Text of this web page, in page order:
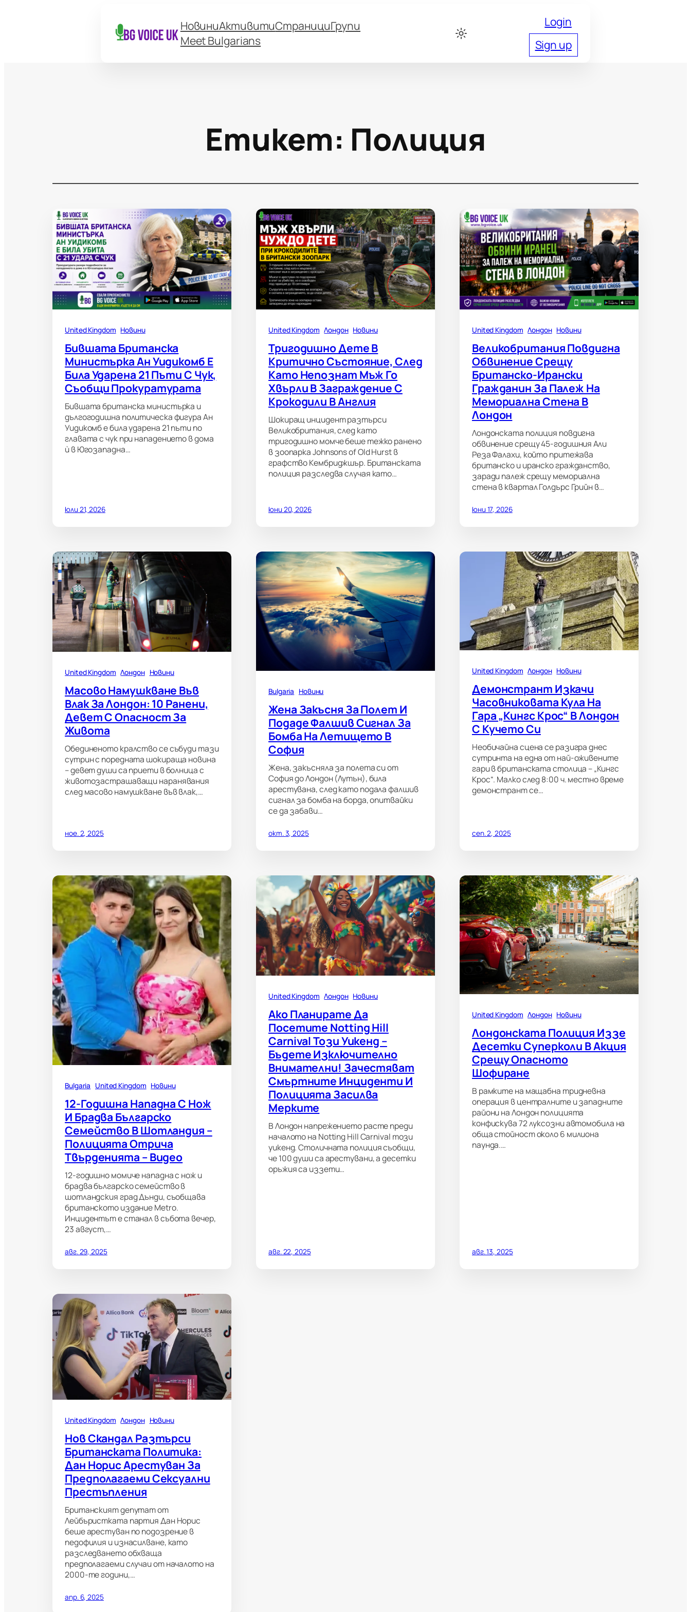
НовиниАктивитиСтранициГрупи
Meet Bulgarians
Login
Sign up
Етикет: Полиция
United Kingdom Новини
Бившата Британска
Министърка Ан Уидикомб Е
Била Ударена 21 Пъти С Чук,
Съобщи Прокуратурата
Бившата британска министърка и
дългогодишна политическа фигура Ан
Уидикомб е била ударена 21 пъти по
главата с чук при нападението в дома
ѝ в Югозападна…
юли 21, 2026
United Kingdom Лондон Новини
Тригодишно Дете В
Критично Състояние, След
Като Непознат Мъж Го
Хвърли В Заграждение С
Крокодили В Англия
Шокиращ инцидент разтърси
Великобритания, след като
тригодишно момче беше тежко ранено
в зоопарка Johnsons of Old Hurst в
графство Кембриджшър. Британската
полиция разследва случая като…
юни 20, 2026
United Kingdom Лондон Новини
Великобритания Повдигна
Обвинение Срещу
Британско-Ирански
Гражданин За Палеж На
Мемориална Стена В
Лондон
Лондонската полиция повдигна
обвинение срещу 45-годишния Али
Реза Фалахи, който притежава
британско и иранско гражданство,
заради палеж срещу мемориална
стена в квартал Голдърс Грийн в…
юни 17, 2026
United Kingdom Лондон Новини
Масово Намушкване Във
Влак За Лондон: 10 Ранени,
Девет С Опасност За
Живота
Обединеното кралство се събуди тази
сутрин с поредната шокираща новина
– девет души са приети в болница с
животозастрашаващи наранявания
след масово намушкване във влак,…
ное. 2, 2025
Bulgaria Новини
Жена Закъсня За Полет И
Подаде Фалшив Сигнал За
Бомба На Летището В
София
Жена, закъсняла за полета си от
София до Лондон (Лутън), била
арестувана, след като подала фалшив
сигнал за бомба на борда, опитвайки
се да забави…
окт. 3, 2025
United Kingdom Лондон Новини
Демонстрант Изкачи
Часовниковата Кула На
Гара „Кингс Крос“ В Лондон
С Кучето Си
Необичайна сцена се разигра днес
сутринта на една от най-оживените
гари в британската столица – „Кингс
Крос“. Малко след 8:00 ч. местно време
демонстрант се…
сеп. 2, 2025
Bulgaria United Kingdom Новини
12-Годишна Нападна С Нож
И Брадва Българско
Семейство В Шотландия –
Полицията Отрича
Твърденията – Видео
12-годишно момиче нападна с нож и
брадва българско семейство в
шотландския град Дънди, съобщава
британското издание Metro.
Инцидентът е станал в събота вечер,
23 август,…
авг. 29, 2025
United Kingdom Лондон Новини
Ако Планирате Да
Посетите Notting Hill
Carnival Този Уикенд –
Бъдете Изключително
Внимателни! Зачестяват
Смъртните Инциденти И
Полицията Засилва
Мерките
В Лондон напрежението расте преди
началото на Notting Hill Carnival този
уикенд. Столичната полиция съобщи,
че 100 души са арестувани, а десетки
оръжия са иззети…
авг. 22, 2025
United Kingdom Лондон Новини
Лондонската Полиция Иззе
Десетки Суперколи В Акция
Срещу Опасното
Шофиране
В рамките на мащабна тридневна
операция в централните и западните
райони на Лондон полицията
конфискува 72 луксозни автомобила на
обща стойност около 6 милиона
паунда.…
авг. 13, 2025
United Kingdom Лондон Новини
Нов Скандал Разтърси
Британската Политика:
Дан Норис Арестуван За
Предполагаеми Сексуални
Престъпления
Британският депутат от
Лейбъристката партия Дан Норис
беше арестуван по подозрение в
педофилия и изнасилване, като
разследването обхваща
предполагаеми случаи от началото на
2000-те години,…
апр. 6, 2025